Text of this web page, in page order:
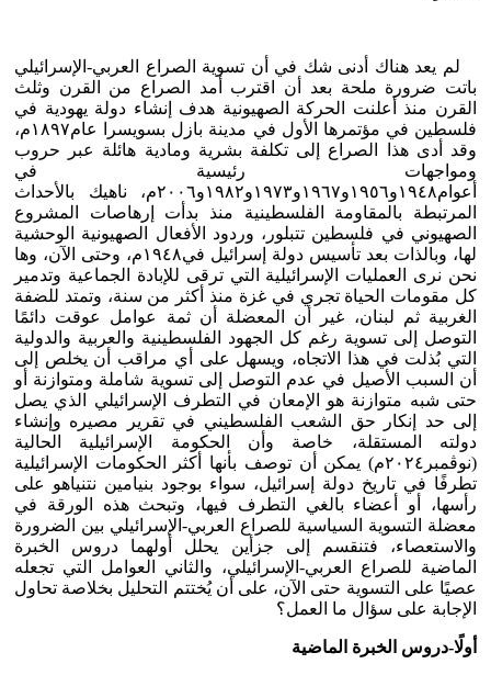
لم يعد هناك أدنى شك في أن تسوية الصراع العربي-الإسرائيلي
باتت ضرورة ملحة بعد أن اقترب أمد الصراع من القرن وثلث
القرن منذ أعلنت الحركة الصهيونية هدف إنشاء دولة يهودية في
فلسطين في مؤتمرها الأول في مدينة بازل بسويسرا عام١٨٩٧م،
وقد أدى هذا الصراع إلى تكلفة بشرية ومادية هائلة عبر حروب
ومواجهات رئيسية في
أعوام١٩٤٨و١٩٥٦و١٩٦٧و١٩٧٣و١٩٨٢و٢٠٠٦م، ناهيك بالأحداث
المرتبطة بالمقاومة الفلسطينية منذ بدأت إرهاصات المشروع
الصهيوني في فلسطين تتبلور، وردود الأفعال الصهيونية الوحشية
لها، وبالذات بعد تأسيس دولة إسرائيل في١٩٤٨م، وحتى الآن، وها
نحن نرى العمليات الإسرائيلية التي ترقى للإبادة الجماعية وتدمير
كل مقومات الحياة تجري في غزة منذ أكثر من سنة، وتمتد للضفة
الغربية ثم لبنان، غير أن المعضلة أن ثمة عوامل عوقت دائمًا
التوصل إلى تسوية رغم كل الجهود الفلسطينية والعربية والدولية
التي بُذلت في هذا الاتجاه، ويسهل على أي مراقب أن يخلص إلى
أن السبب الأصيل في عدم التوصل إلى تسوية شاملة ومتوازنة أو
حتى شبه متوازنة هو الإمعان في التطرف الإسرائيلي الذي يصل
إلى حد إنكار حق الشعب الفلسطيني في تقرير مصيره وإنشاء
دولته المستقلة، خاصة وأن الحكومة الإسرائيلية الحالية
(نوڤمبر٢٠٢٤م) يمكن أن توصف بأنها أكثر الحكومات الإسرائيلية
تطرفًا في تاريخ دولة إسرائيل، سواء بوجود بنيامين نتنياهو على
رأسها، أو أعضاء بالغي التطرف فيها، وتبحث هذه الورقة في
معضلة التسوية السياسية للصراع العربي-الإسرائيلي بين الضرورة
والاستعصاء، فتنقسم إلى جزأين يحلل أولهما دروس الخبرة
الماضية للصراع العربي-الإسرائيلي، والثاني العوامل التي تجعله
عصيًا على التسوية حتى الآن، على أن يُختتم التحليل بخلاصة تحاول
الإجابة على سؤال ما العمل؟
أولًا-دروس الخبرة الماضية